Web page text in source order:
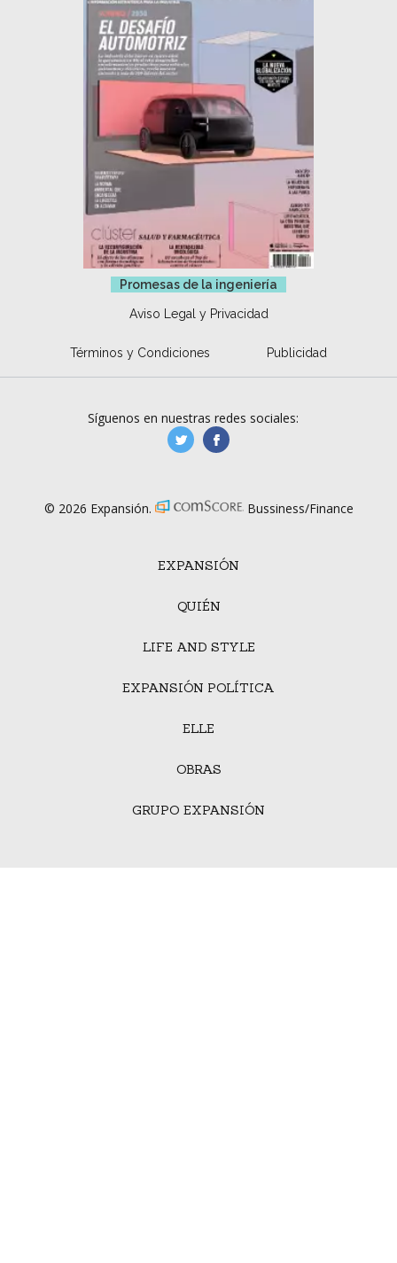
Promesas de la ingeniería
Aviso Legal y Privacidad
Términos y Condiciones Publicidad
EXPANSIÓN
QUIÉN
LIFE AND STYLE
EXPANSIÓN POLÍTICA
ELLE
OBRAS
GRUPO EXPANSIÓN
Síguenos en nuestras redes sociales:
manufacturaGE
© 2026 Expansión. Bussiness/Finance